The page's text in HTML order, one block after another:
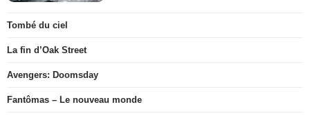
Tombé du ciel
La fin d’Oak Street
Avengers: Doomsday
Fantômas – Le nouveau monde